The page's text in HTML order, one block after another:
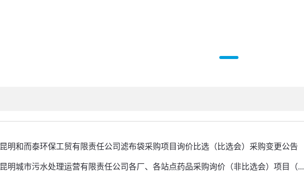
昆明和而泰环保工贸有限责任公司滤布袋采购项目询价比选（比选会）采购变更公告
昆明城市污水处理运营有限责任公司各厂、各站点药品采购询价（非比选会）项目（...